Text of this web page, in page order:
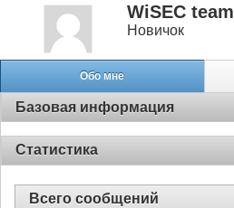
WiSEC team
Новичок
Обо мне
Базовая информация
Статистика
Всего сообщений